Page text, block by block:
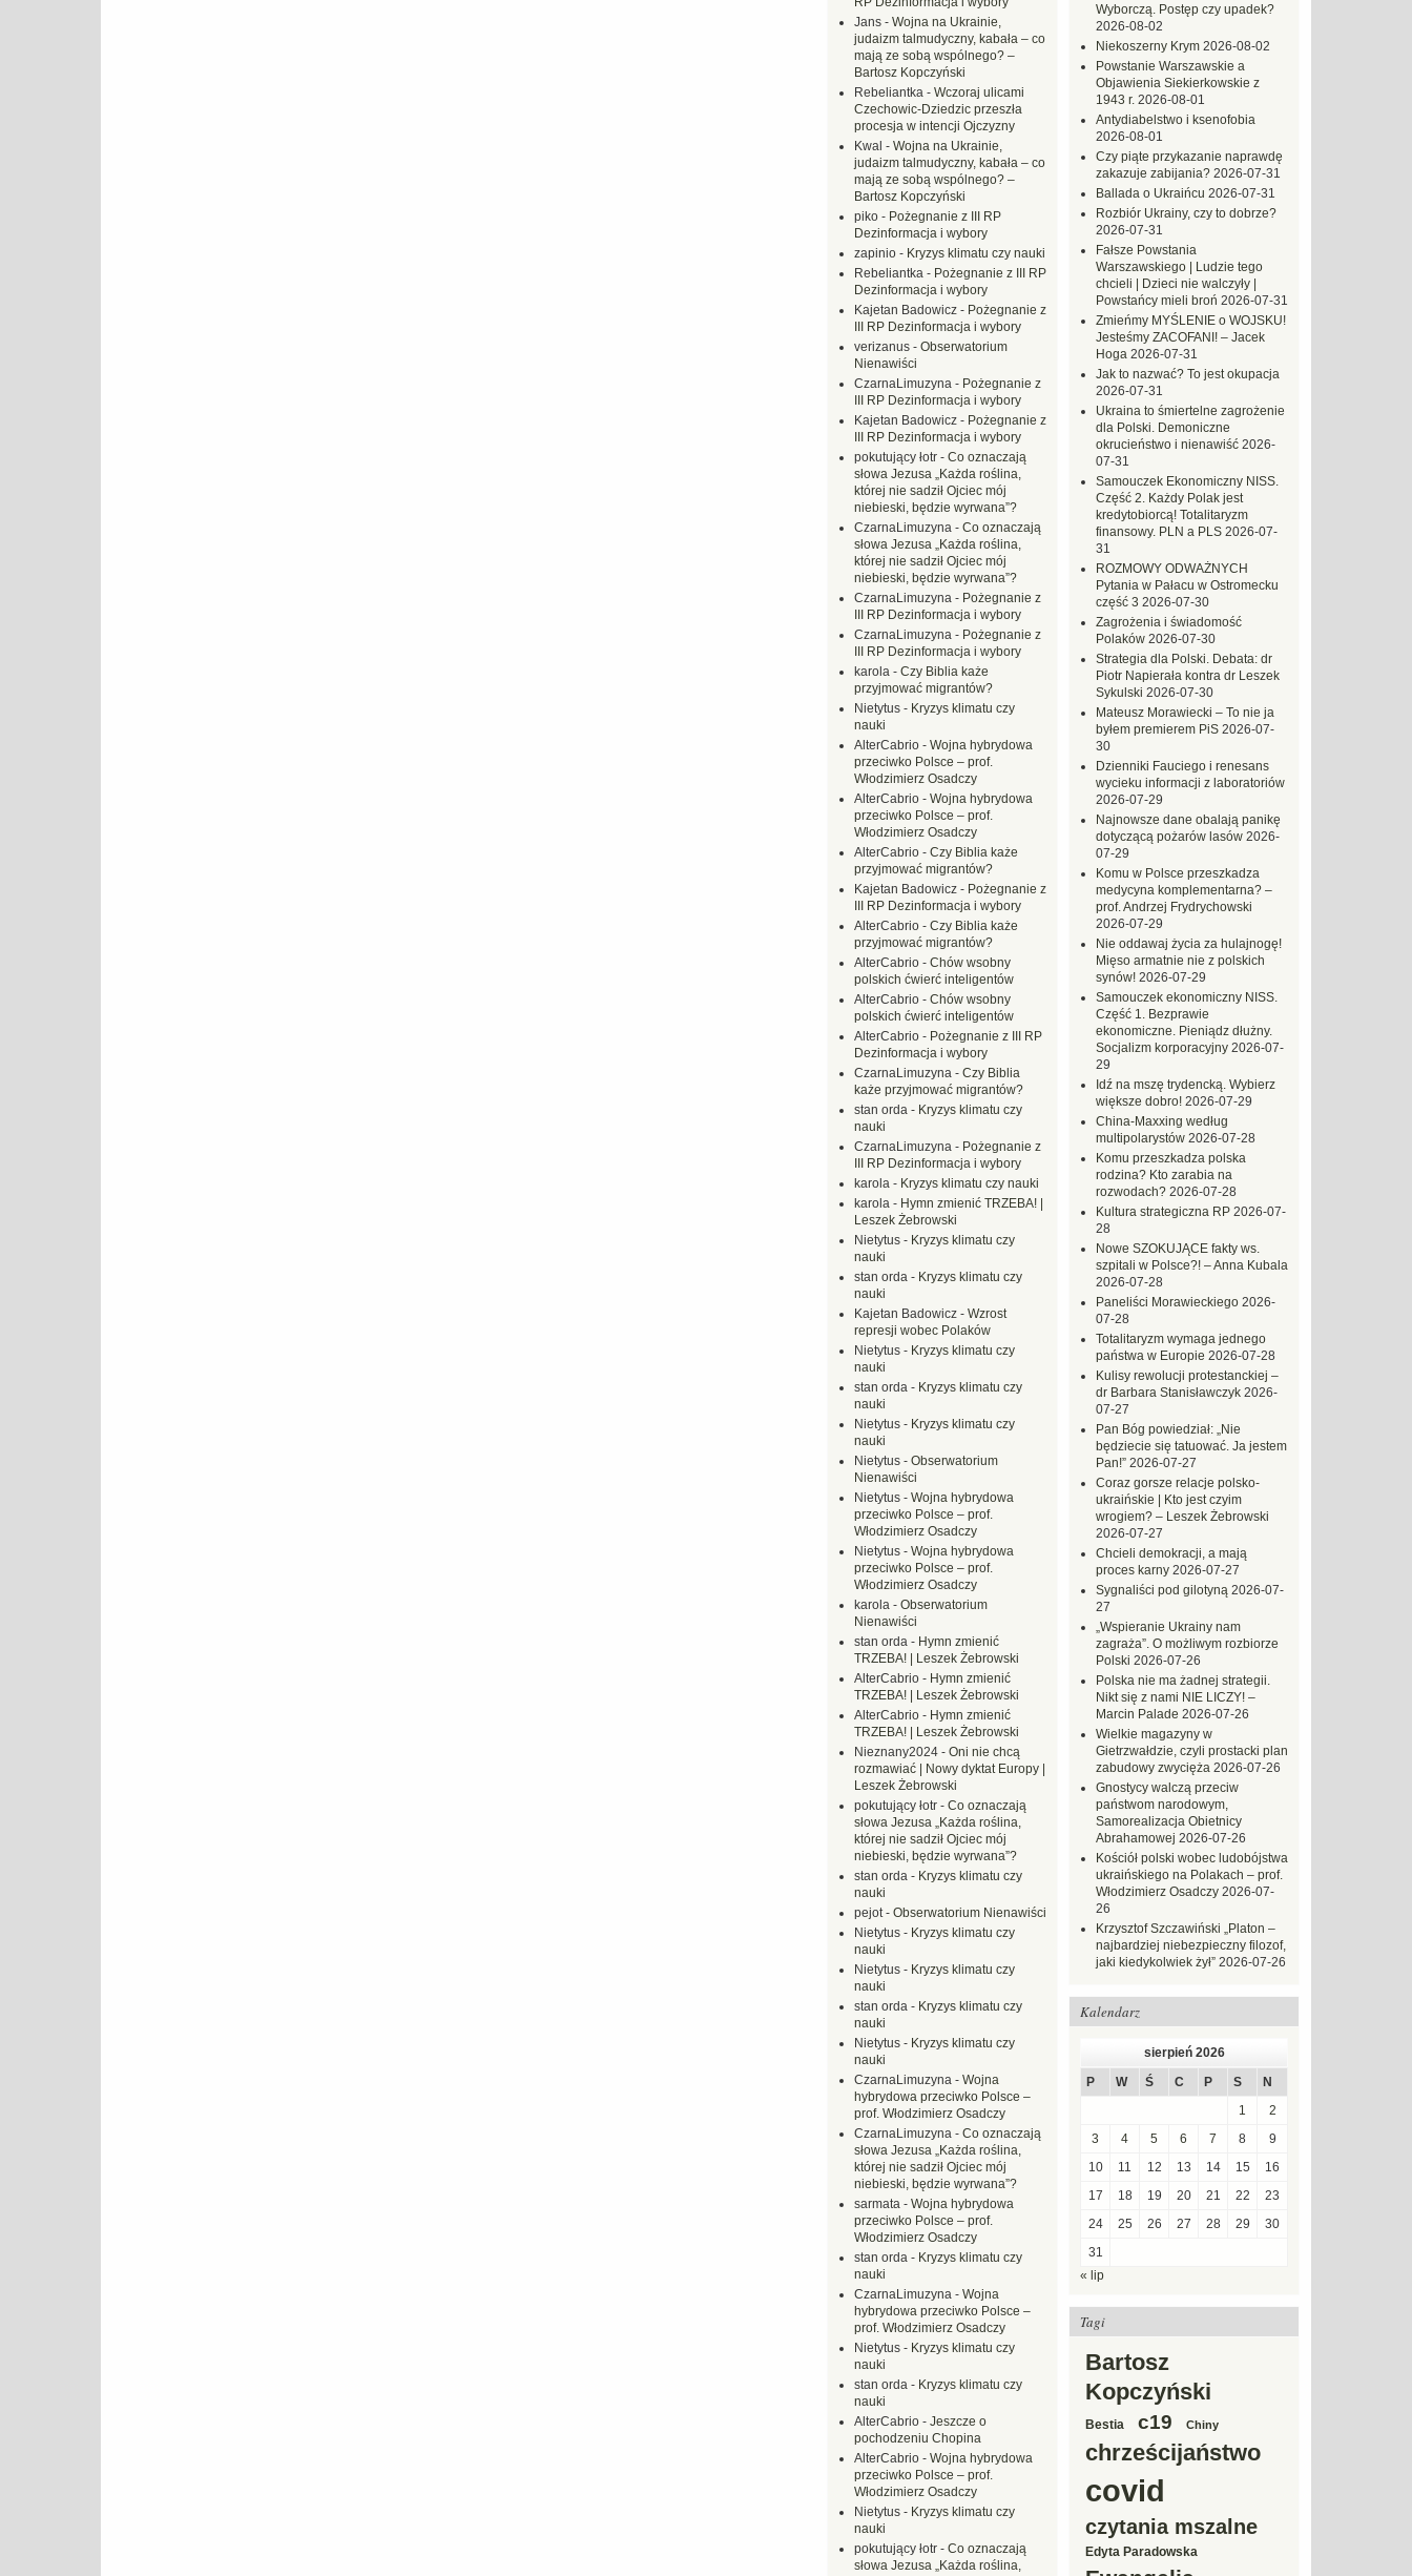
Wyborczą. Postęp czy upadek?
2026-08-02
Niekoszerny Krym 2026-08-02
Powstanie Warszawskie a
Objawienia Siekierkowskie z
1943 r. 2026-08-01
Antydiabelstwo i ksenofobia
2026-08-01
Czy piąte przykazanie naprawdę
zakazuje zabijania? 2026-07-31
Ballada o Ukraińcu 2026-07-31
Rozbiór Ukrainy, czy to dobrze?
2026-07-31
Fałsze Powstania
Warszawskiego | Ludzie tego
chcieli | Dzieci nie walczyły |
Powstańcy mieli broń 2026-07-31
Zmieńmy MYŚLENIE o WOJSKU!
Jesteśmy ZACOFANI! – Jacek
Hoga 2026-07-31
Jak to nazwać? To jest okupacja
2026-07-31
Ukraina to śmiertelne zagrożenie
dla Polski. Demoniczne
okrucieństwo i nienawiść 2026-
07-31
Samouczek Ekonomiczny NISS.
Część 2. Każdy Polak jest
kredytobiorcą! Totalitaryzm
finansowy. PLN a PLS 2026-07-
31
ROZMOWY ODWAŻNYCH
Pytania w Pałacu w Ostromecku
część 3 2026-07-30
Zagrożenia i świadomość
Polaków 2026-07-30
Strategia dla Polski. Debata: dr
Piotr Napierała kontra dr Leszek
Sykulski 2026-07-30
Mateusz Morawiecki – To nie ja
byłem premierem PiS 2026-07-
30
Dzienniki Fauciego i renesans
wycieku informacji z laboratoriów
2026-07-29
Najnowsze dane obalają panikę
dotyczącą pożarów lasów 2026-
07-29
Komu w Polsce przeszkadza
medycyna komplementarna? –
prof. Andrzej Frydrychowski
2026-07-29
Nie oddawaj życia za hulajnogę!
Mięso armatnie nie z polskich
synów! 2026-07-29
Samouczek ekonomiczny NISS.
Część 1. Bezprawie
ekonomiczne. Pieniądz dłużny.
Socjalizm korporacyjny 2026-07-
29
Idź na mszę trydencką. Wybierz
większe dobro! 2026-07-29
China-Maxxing według
multipolarystów 2026-07-28
Komu przeszkadza polska
rodzina? Kto zarabia na
rozwodach? 2026-07-28
Kultura strategiczna RP 2026-07-
28
Nowe SZOKUJĄCE fakty ws.
szpitali w Polsce?! – Anna Kubala
2026-07-28
Paneliści Morawieckiego 2026-
07-28
Totalitaryzm wymaga jednego
państwa w Europie 2026-07-28
Kulisy rewolucji protestanckiej –
dr Barbara Stanisławczyk 2026-
07-27
Pan Bóg powiedział: „Nie
będziecie się tatuować. Ja jestem
Pan!” 2026-07-27
Coraz gorsze relacje polsko-
ukraińskie | Kto jest czyim
wrogiem? – Leszek Żebrowski
2026-07-27
Chcieli demokracji, a mają
proces karny 2026-07-27
Sygnaliści pod gilotyną 2026-07-
27
„Wspieranie Ukrainy nam
zagraża”. O możliwym rozbiorze
Polski 2026-07-26
Polska nie ma żadnej strategii.
Nikt się z nami NIE LICZY! –
Marcin Palade 2026-07-26
Wielkie magazyny w
Gietrzwałdzie, czyli prostacki plan
zabudowy zwycięża 2026-07-26
Gnostycy walczą przeciw
państwom narodowym,
Samorealizacja Obietnicy
Abrahamowej 2026-07-26
Kościół polski wobec ludobójstwa
ukraińskiego na Polakach – prof.
Włodzimierz Osadczy 2026-07-
26
Krzysztof Szczawiński „Platon –
najbardziej niebezpieczny filozof,
jaki kiedykolwiek żył” 2026-07-26
Kalendarz
sierpień 2026
P
W Ś C P S
N
1
2
3
4 5 6 7 8
9
10
11 12 13 14 15
16
17
18 19 20 21 22
23
24
25 26 27 28 29
30
31
« lip
Tagi
Bartosz
Kopczyński
Bestia c19 Chiny
chrześcijaństwo
covid
czytania mszalne
Edyta Paradowska
Jans - Wojna na Ukrainie,
judaizm talmudyczny, kabała – co
mają ze sobą wspólnego? –
Bartosz Kopczyński
Rebeliantka - Wczoraj ulicami
Czechowic-Dziedzic przeszła
procesja w intencji Ojczyzny
Kwal - Wojna na Ukrainie,
judaizm talmudyczny, kabała – co
mają ze sobą wspólnego? –
Bartosz Kopczyński
piko - Pożegnanie z III RP
Dezinformacja i wybory
zapinio - Kryzys klimatu czy nauki
Rebeliantka - Pożegnanie z III RP
Dezinformacja i wybory
Kajetan Badowicz - Pożegnanie z
III RP Dezinformacja i wybory
verizanus - Obserwatorium
Nienawiści
CzarnaLimuzyna - Pożegnanie z
III RP Dezinformacja i wybory
Kajetan Badowicz - Pożegnanie z
III RP Dezinformacja i wybory
pokutujący łotr - Co oznaczają
słowa Jezusa „Każda roślina,
której nie sadził Ojciec mój
niebieski, będzie wyrwana”?
CzarnaLimuzyna - Co oznaczają
słowa Jezusa „Każda roślina,
której nie sadził Ojciec mój
niebieski, będzie wyrwana”?
CzarnaLimuzyna - Pożegnanie z
III RP Dezinformacja i wybory
CzarnaLimuzyna - Pożegnanie z
III RP Dezinformacja i wybory
karola - Czy Biblia każe
przyjmować migrantów?
Nietytus - Kryzys klimatu czy
nauki
AlterCabrio - Wojna hybrydowa
przeciwko Polsce – prof.
Włodzimierz Osadczy
AlterCabrio - Wojna hybrydowa
przeciwko Polsce – prof.
Włodzimierz Osadczy
AlterCabrio - Czy Biblia każe
przyjmować migrantów?
Kajetan Badowicz - Pożegnanie z
III RP Dezinformacja i wybory
AlterCabrio - Czy Biblia każe
przyjmować migrantów?
AlterCabrio - Chów wsobny
polskich ćwierć inteligentów
AlterCabrio - Chów wsobny
polskich ćwierć inteligentów
AlterCabrio - Pożegnanie z III RP
Dezinformacja i wybory
CzarnaLimuzyna - Czy Biblia
każe przyjmować migrantów?
stan orda - Kryzys klimatu czy
nauki
CzarnaLimuzyna - Pożegnanie z
III RP Dezinformacja i wybory
karola - Kryzys klimatu czy nauki
karola - Hymn zmienić TRZEBA! |
Leszek Żebrowski
Nietytus - Kryzys klimatu czy
nauki
stan orda - Kryzys klimatu czy
nauki
Kajetan Badowicz - Wzrost
represji wobec Polaków
Nietytus - Kryzys klimatu czy
nauki
stan orda - Kryzys klimatu czy
nauki
Nietytus - Kryzys klimatu czy
nauki
Nietytus - Obserwatorium
Nienawiści
Nietytus - Wojna hybrydowa
przeciwko Polsce – prof.
Włodzimierz Osadczy
Nietytus - Wojna hybrydowa
przeciwko Polsce – prof.
Włodzimierz Osadczy
karola - Obserwatorium
Nienawiści
stan orda - Hymn zmienić
TRZEBA! | Leszek Żebrowski
AlterCabrio - Hymn zmienić
TRZEBA! | Leszek Żebrowski
AlterCabrio - Hymn zmienić
TRZEBA! | Leszek Żebrowski
Nieznany2024 - Oni nie chcą
rozmawiać | Nowy dyktat Europy |
Leszek Żebrowski
pokutujący łotr - Co oznaczają
słowa Jezusa „Każda roślina,
której nie sadził Ojciec mój
niebieski, będzie wyrwana”?
stan orda - Kryzys klimatu czy
nauki
pejot- Obserwatorium Nienawiści
Nietytus - Kryzys klimatu czy
nauki
Nietytus - Kryzys klimatu czy
nauki
stan orda - Kryzys klimatu czy
nauki
Nietytus - Kryzys klimatu czy
nauki
CzarnaLimuzyna - Wojna
hybrydowa przeciwko Polsce –
prof. Włodzimierz Osadczy
CzarnaLimuzyna - Co oznaczają
słowa Jezusa „Każda roślina,
której nie sadził Ojciec mój
niebieski, będzie wyrwana”?
sarmata - Wojna hybrydowa
przeciwko Polsce – prof.
Włodzimierz Osadczy
stan orda - Kryzys klimatu czy
nauki
CzarnaLimuzyna - Wojna
hybrydowa przeciwko Polsce –
prof. Włodzimierz Osadczy
Nietytus - Kryzys klimatu czy
nauki
stan orda - Kryzys klimatu czy
nauki
AlterCabrio - Jeszcze o
pochodzeniu Chopina
AlterCabrio - Wojna hybrydowa
przeciwko Polsce – prof.
Włodzimierz Osadczy
Nietytus - Kryzys klimatu czy
nauki
pokutujący łotr - Co oznaczają
słowa Jezusa „Każda roślina,